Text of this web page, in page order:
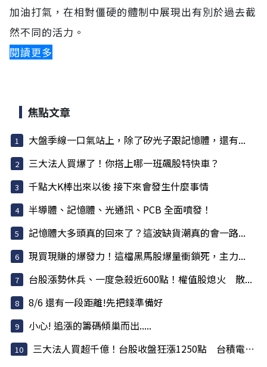
加油打氣，在相對僵硬的體制中展現出有別於過去截
然不同的活力。
閱讀更多
焦點文章
大盤季線一口氣站上，除了矽光子跟記憶體，還有...
三大法人買爆了！你搭上哪一班飆股特快車？
千點大K棒出來以後 接下來會發生什麼事情
半導體、記憶體、光通訊、PCB 全面噴發！
記憶體大多頭真的回來了？這波缺貨潮真的會一路...
現買現賺的爆發力！這檔黑馬股爆量衝鎖死，主力...
台股漲勢休兵、一度急殺近600點！權值股熄火 散...
8/6 還有一段距離!先把錢準備好
小心! 追漲的籌碼傾巢而出.....
三大法人買超千億！台股收盤狂漲1250點 台積電領...